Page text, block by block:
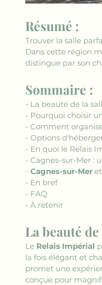
Résumé :
Trouver la salle
Dans cette région
distingue par son
Sommaire :
- La beauté de la
- Pourquoi choisir
- Comment
- Options
- En quoi le Relais
- Cagnes-sur-Mer :
- Cagnes-sur-Mer
- En bref
- FAQ
- À retenir
La beauté
Le Relais Impérial
la fois élégant et
promet une
conçue pour